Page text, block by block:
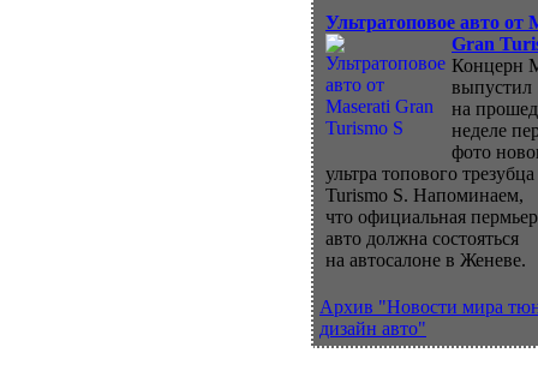
Ультратоповое авто от
Gran
Концерн
выпустил
на
неделе
фото
ультра топового
Turismo S. Напоминаем,
что официальная
авто должна состояться
на автосалоне в Женеве.
Архив "Новости мира
дизайн авто"